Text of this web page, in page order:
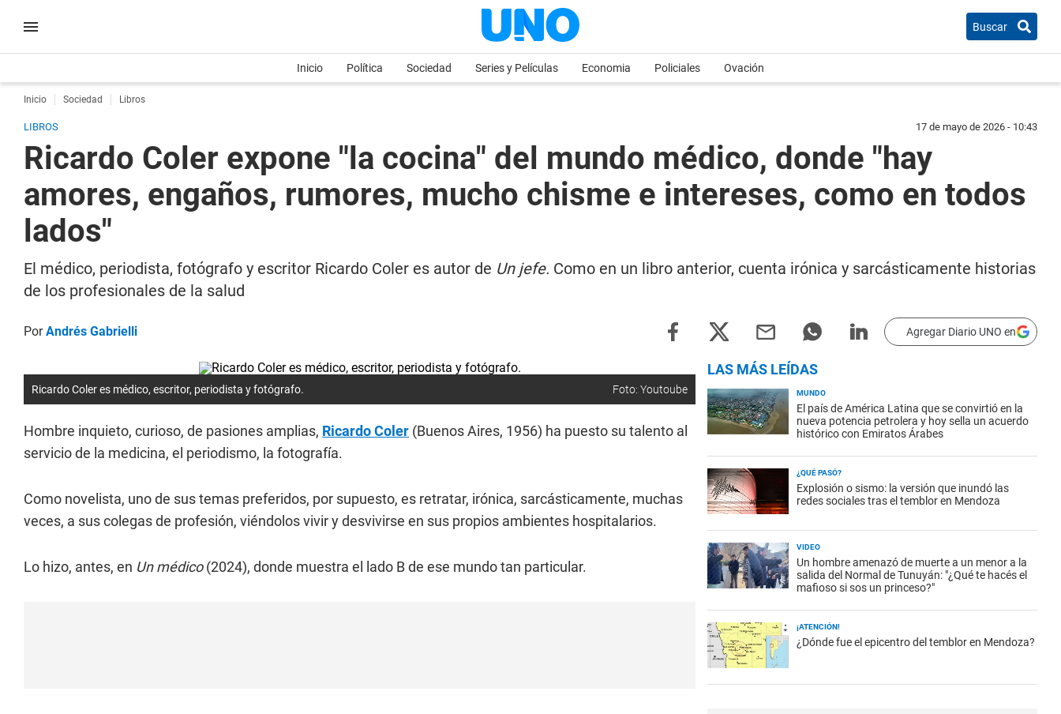
Buscar
Inicio Política Sociedad Series y Películas Economia Policiales Ovación
Inicio Sociedad Libros
LIBROS 17 de mayo de 2026 - 10:43
Ricardo Coler expone "la cocina" del mundo médico, donde "hay
amores, engaños, rumores, mucho chisme e intereses, como en todos
lados"
El médico, periodista, fotógrafo y escritor Ricardo Coler es autor de Un jefe. Como en un libro anterior, cuenta irónica y sarcásticamente historias
de los profesionales de la salud
PorAndrés Gabrielli Agregar Diario UNO en
Ricardo Coler es médico, escritor, periodista y fotógrafo. Foto: Youtoube
Hombre inquieto, curioso, de pasiones amplias, Ricardo Coler (Buenos Aires, 1956) ha puesto su talento al
servicio de la medicina, el periodismo, la fotografía.
Como novelista, uno de sus temas preferidos, por supuesto, es retratar, irónica, sarcásticamente, muchas
veces, a sus colegas de profesión, viéndolos vivir y desvivirse en sus propios ambientes hospitalarios.
Lo hizo, antes, en Un médico(2024), donde muestra el lado B de ese mundo tan particular.
LAS MÁS LEÍDAS
MUNDO
El país de América Latina que se convirtió en la
nueva potencia petrolera y hoy sella un acuerdo
histórico con Emiratos Árabes
¿QUÉ PASÓ?
Explosión o sismo: la versión que inundó las
redes sociales tras el temblor en Mendoza
VIDEO
Un hombre amenazó de muerte a un menor a la
salida del Normal de Tunuyán: "¿Qué te hacés el
mafioso si sos un princeso?"
¡ATENCIÓN!
¿Dónde fue el epicentro del temblor en Mendoza?